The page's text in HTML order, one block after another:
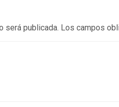
será publicada. Los campos